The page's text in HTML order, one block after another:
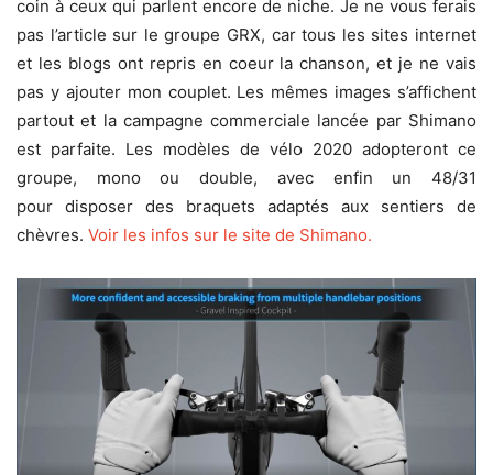
coin à ceux qui parlent encore de niche. Je ne vous ferais
pas l’article sur le groupe GRX, car tous les sites internet
et les blogs ont repris en coeur la chanson, et je ne vais
pas y ajouter mon couplet. Les mêmes images s’affichent
partout et la campagne commerciale lancée par Shimano
est parfaite. Les modèles de vélo 2020 adopteront ce
groupe, mono ou double, avec enfin un 48/31
pour disposer des braquets adaptés aux sentiers de
chèvres. Voir les infos sur le site de Shimano.